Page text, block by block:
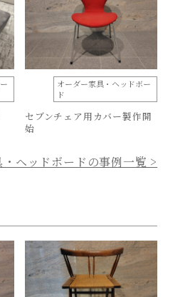
オーダー家具・ヘッドボー
ド
セブンチェア用カバー製作開
始
ヘッドボードの事例一覧 >